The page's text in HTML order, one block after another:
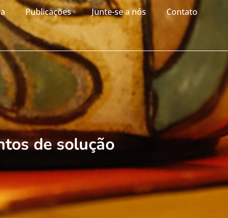
Publicações Junte-se a nós Contato
de solução